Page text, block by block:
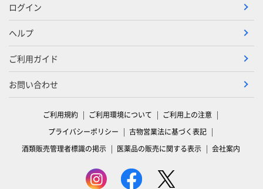
ログイン
ヘルプ
ご利用ガイド
お問い合わせ
ご利用規約 ご利用環境について
ご利用上の注意
プライバシーポリシー
古物営業法に基づく表記
酒類販売管理者標識の掲示
医薬品の販売に関する表示 会社案内